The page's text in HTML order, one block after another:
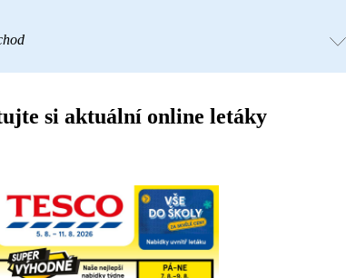
si aktuální online letáky